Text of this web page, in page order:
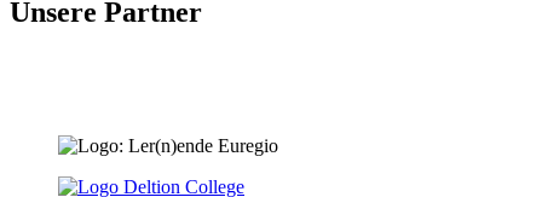
Unsere Partner